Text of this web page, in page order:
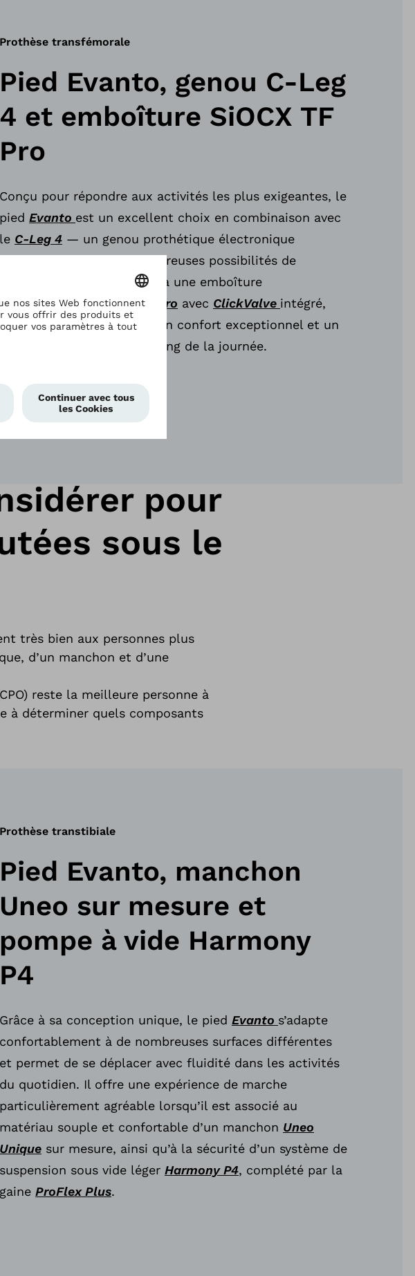
Prothèse transfémorale
Pied Evanto, genou C-Leg
4 et emboîture SiOCX TF
Pro
Conçu pour répondre aux activités les plus exigeantes, le
pied Evanto est un excellent choix en combinaison avec
le C-Leg 4 — un genou prothétique électronique
polyvalent offrant de nombreuses possibilités de
personnalisation. Associés à une emboîture
personnalisableSiOCX TF Pro avec ClickValve intégré,
ces composants assurent un confort exceptionnel et un
contrôle optimal tout au long de la journée.
pour
sous le
très bien aux personnes plus
d’un manchon et d’une
reste la meilleure personne à
à déterminer quels composants
Prothèse transtibiale
Pied Evanto, manchon
Uneo sur mesure et
pompe à vide Harmony
P4
Grâce à sa conception unique, le pied Evanto s’adapte
confortablement à de nombreuses surfaces différentes
et permet de se déplacer avec fluidité dans les activités
du quotidien. Il offre une expérience de marche
particulièrement agréable lorsqu’il est associé au
matériau souple et confortable d’un manchon Uneo
Unique sur mesure, ainsi qu’à la sécurité d’un système de
suspension sous vide léger Harmony P4, complété par la
gaine ProFlex Plus.